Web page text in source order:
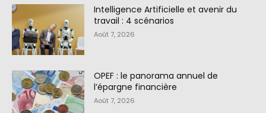
Intelligence Artificielle et avenir du
travail : 4 scénarios
Août 7, 2026
OPEF : le panorama annuel de
l’épargne financière
Août 7, 2026